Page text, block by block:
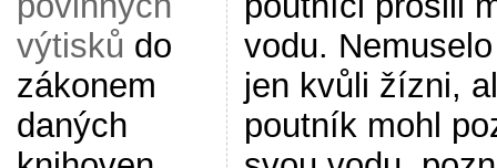
výtisků do
zákonem
daných
vodu.
jen kvůli žízni,
poutník mohl